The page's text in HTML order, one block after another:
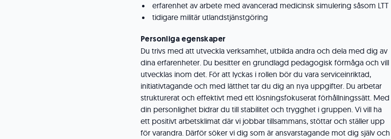
erfarenhet av arbete med avancerad medicinsk simulering såsom LTT
tidigare militär utlandstjänstgöring
Personliga egenskaper
Du trivs med att utveckla verksamhet, utbilda andra och dela med dig av
dina erfarenheter. Du besitter en grundlagd pedagogisk förmåga och vill
utvecklas inom det. För att lyckas i rollen bör du vara serviceinriktad,
initiativtagande och med lätthet tar du dig an nya uppgifter. Du arbetar
strukturerat och effektivt med ett lösningsfokuserat förhållningssätt. Med
din personlighet bidrar du till stabilitet och trygghet i gruppen. Vi vill ha
ett positivt arbetsklimat där vi jobbar tillsammans, stöttar och ställer upp
för varandra. Därför söker vi dig som är ansvarstagande mot dig själv och